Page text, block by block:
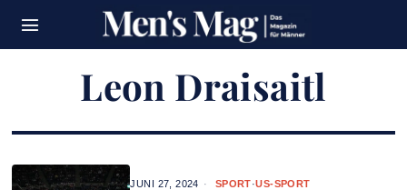
Leon Draisaitl
JUNI 27, 2024 SPORT·US-SPORT